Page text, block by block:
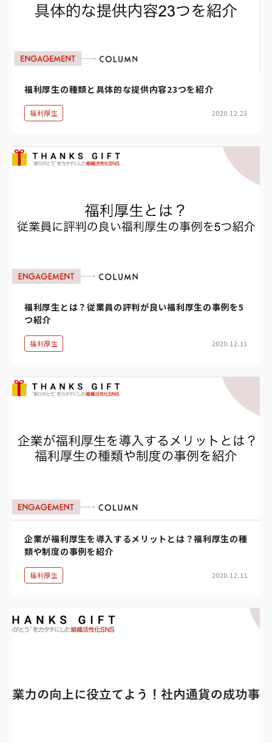
福利厚生の種類と具体的な提供内容23つを紹介
福利厚生 2020.12.23
福利厚生とは？従業員の評判が良い福利厚生の事例を5
つ紹介
福利厚生 2020.12.11
企業が福利厚生を導入するメリットとは？福利厚生の種
類や制度の事例を紹介
福利厚生 2020.12.11